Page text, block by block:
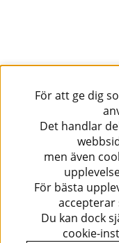
För att ge dig
Det handlar
men även
För bästa
accepterar
Du kan dock
cookie-